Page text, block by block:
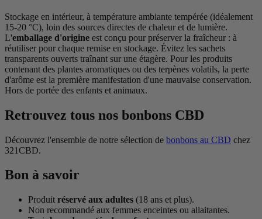
Stockage en intérieur, à température ambiante tempérée (idéalement
15-20 °C), loin des sources directes de chaleur et de lumière.
L'emballage d'origine est conçu pour préserver la fraîcheur : à
réutiliser pour chaque remise en stockage. Évitez les sachets
transparents ouverts traînant sur une étagère. Pour les produits
contenant des plantes aromatiques ou des terpènes volatils, la perte
d'arôme est la première manifestation d'une mauvaise conservation.
Hors de portée des enfants et animaux.
Retrouvez tous nos bonbons CBD
Découvrez l'ensemble de notre sélection de bonbons au CBD chez
321CBD.
Bon à savoir
Produit réservé aux adultes (18 ans et plus).
Non recommandé aux femmes enceintes ou allaitantes.